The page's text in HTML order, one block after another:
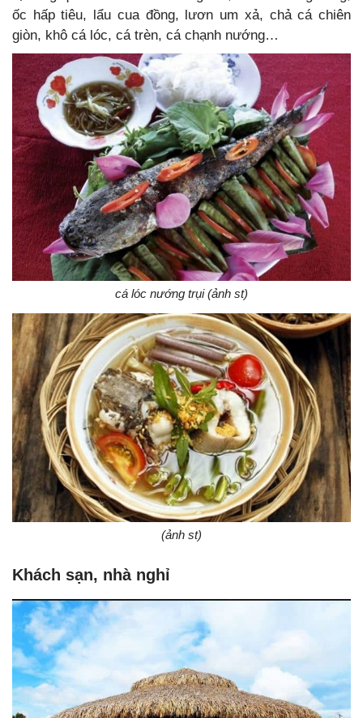
ốc hấp tiêu, lẩu cua đồng, lươn um xả, chả cá chiên
giòn, khô cá lóc, cá trèn, cá chạnh nướng…
cá lóc nướng trụi (ảnh st)
(ảnh st)
Khách sạn, nhà nghỉ